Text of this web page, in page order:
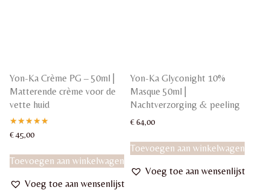
Yon-Ka Crème PG – 50ml |
Matterende crème voor de
vette huid
Gewaardeerd
5.00
€45,00
Toevoegen aan winkelwagen
Voeg toe aan wensenlijst
Yon-Ka Glyconight 10%
Masque 50ml |
Nachtverzorging & peeling
€64,00
Toevoegen aan winkelwagen
Voeg toe aan wensenlijst